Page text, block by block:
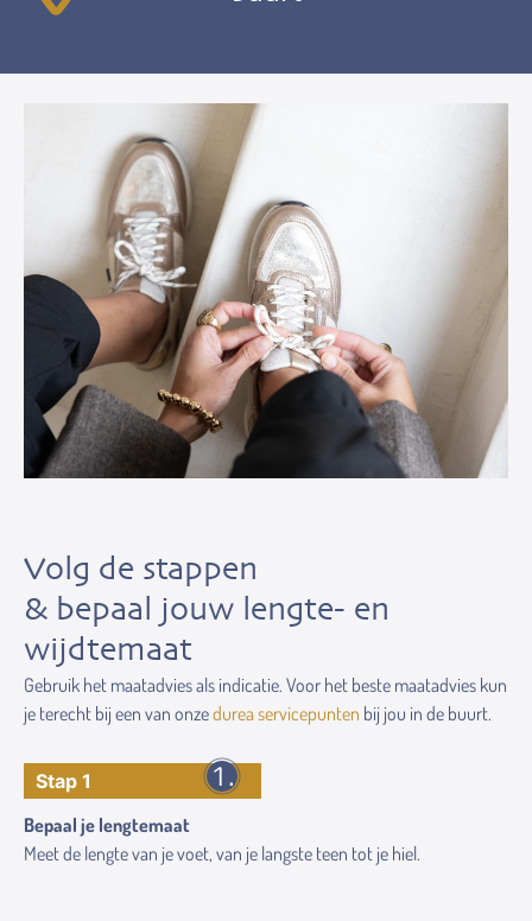
Volg de stappen
& bepaal jouw lengte- en
wijdtemaat
Gebruik het maatadvies als indicatie. Voor het beste maatadvies kun
je terecht bij een van onzedurea servicepunten bij jou in de buurt.
Stap 1
Bepaal je lengtemaat
Meet de lengte van je voet, van je langste teen tot je hiel.